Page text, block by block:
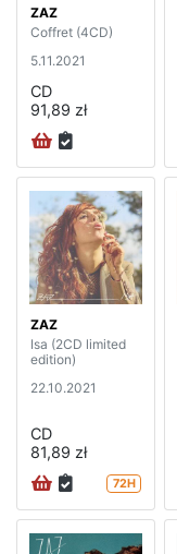
ZAZ
Coffret (4CD)
5.11.2021
CD
91,89 zł
ZAZ
Isa (2CD limited
edition)
22.10.2021
CD
81,89 zł
72H